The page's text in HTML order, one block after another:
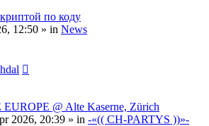
по коду
12:50 » in News
@ Alte Kaserne, Zürich
2026, 20:39 » in -«(( CH-PARTYS ))»-